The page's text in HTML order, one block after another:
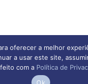
© 2026 Todos os
oferecer a melhor
a usar este site,
com a Política de
Ok